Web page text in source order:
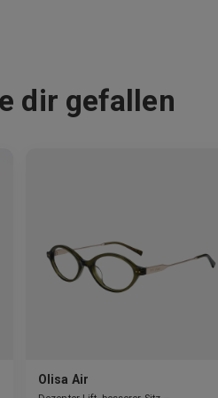
dir gefallen
Olisa Air